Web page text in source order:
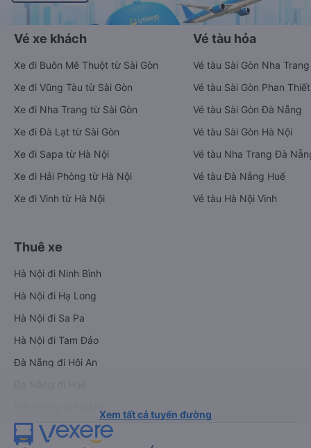
Vé xe khách
Xe đi Buôn Mê Thuột từ Sài Gòn
Xe đi Vũng Tàu từ Sài Gòn
Xe đi Nha Trang từ Sài Gòn
Xe đi Đà Lạt từ Sài Gòn
Xe đi Sapa từ Hà Nội
Xe đi Hải Phòng từ Hà Nội
Xe đi Vinh từ Hà Nội
Vé tàu hỏa
Vé tàu Sài Gòn Nha Trang
Vé tàu Sài Gòn Phan Thiết
Vé tàu Sài Gòn Đà Nẵng
Vé tàu Sài Gòn Hà Nội
Vé tàu Nha Trang Đà
Vé tàu Đà Nẵng Huế
Vé tàu Hà Nội Vinh
Thuê xe
Hà Nội đi Ninh Bình
Hà Nội đi Hạ Long
Hà Nội đi Sa Pa
Hà Nội đi Tam Đảo
Đà Nẵng đi Hội An
Xem tất cả tuyến đường